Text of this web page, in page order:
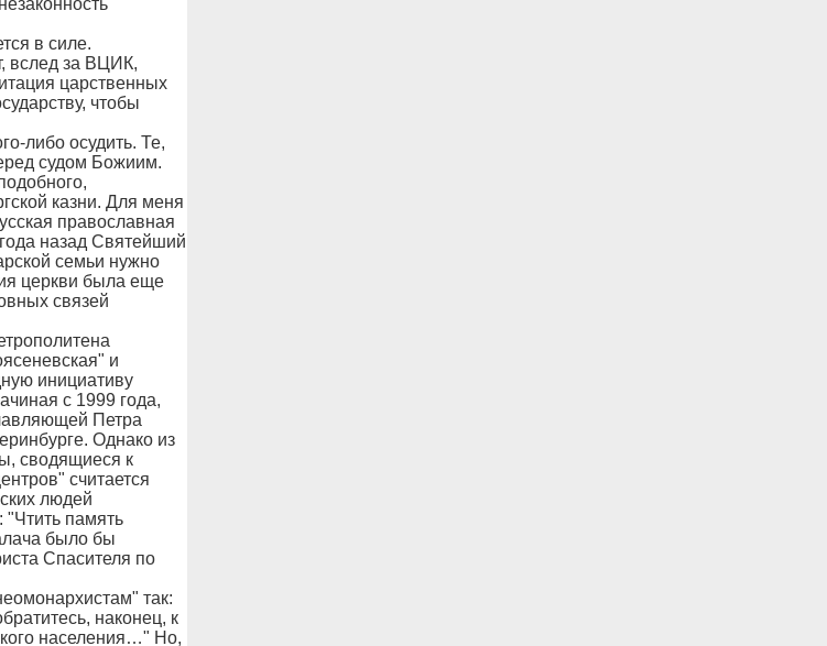
в силе.
вслед за ВЦИК,
царственных
чтобы
либо осудить. Те,
судом Божиим.
казни. Для меня
православная
назад Святейший
семьи нужно
церкви была еще
связей
и
инициативу
с 1999 года,
Петра
Однако из
сводящиеся к
считается
людей
память
было бы
Спасителя по
так:
наконец, к
населения…" Но,